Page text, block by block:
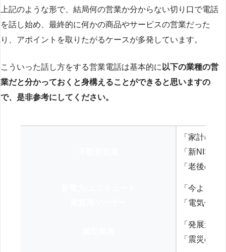
上記のような形で、結局何の営業か分からない切り口で電話
を話し始め、最終的に何かの商品やサービスの営業だった
り、アポイントを取りたがるケースが多発しています。
こういった話し方をする営業電話は基本的に 以下の業種の営
業だと分かっておくと身構えることができると思いますの
で、是非参考にしてください。
「家計の見
「新NISA
「老後の
「今より
「電気代を
「発展途
「震災の